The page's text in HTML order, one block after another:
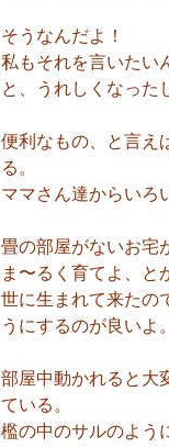
そうなんだよ！
私もそれを言いたい
と、うれしくなった
便利なもの、と言え
る。
ママさん達からいろ
畳の部屋がないお宅
ま〜るく育てよ、と
世に生まれて来たの
うにするのが良いよ
部屋中動かれると大
ている。
檻の中のサルのよう